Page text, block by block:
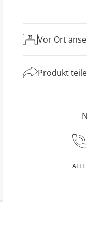
Vor Ort
Produkt